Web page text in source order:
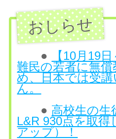
●
【10月19
難民の若者に無
め、日本では受
ん。
● 高校生の
L&R 930点を取得
アップ）！